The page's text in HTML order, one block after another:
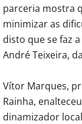
parceria mostra
minimizar as
disto que se faz
André Teixeira,
Vítor Marques,
Rainha,
dinamizador